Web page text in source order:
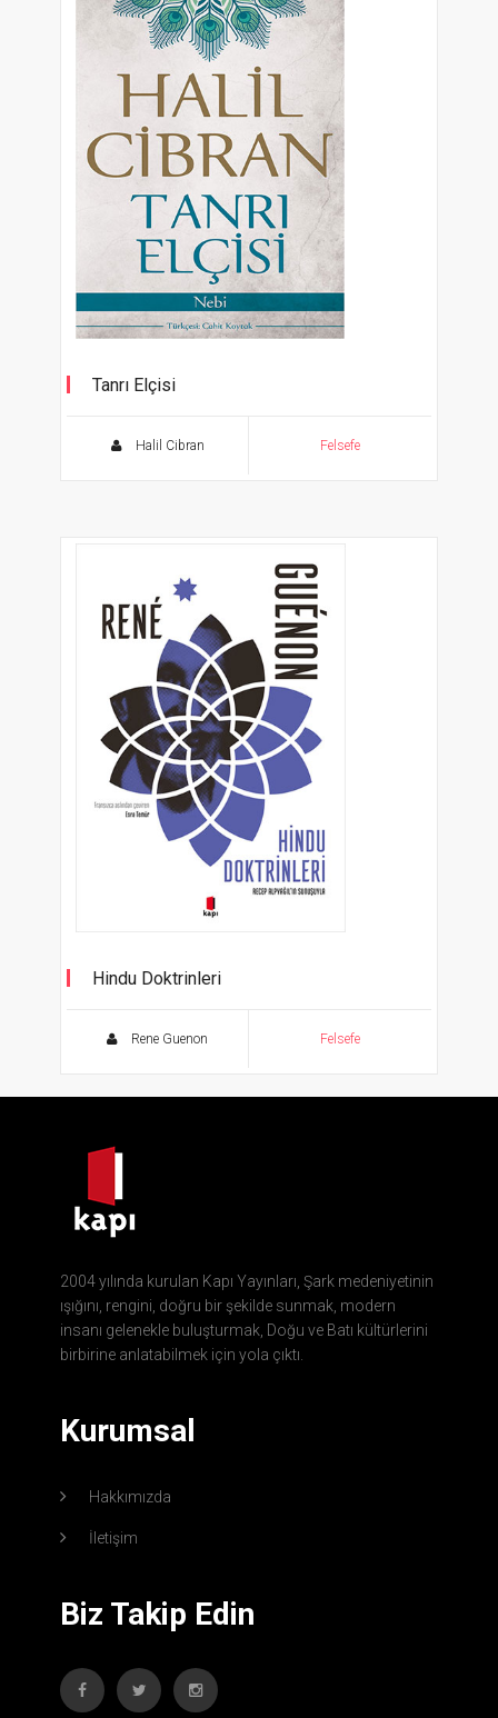
Tanrı Elçisi
Halil Cibran Felsefe
Hindu Doktrinleri
Rene Guenon Felsefe
2004 yılında kurulan Kapı Yayınları, Şark medeniyetinin
ışığını, rengini, doğru bir şekilde sunmak, modern
insanı gelenekle buluşturmak, Doğu ve Batı kültürlerini
birbirine anlatabilmek için yola çıktı.
Kurumsal
Hakkımızda
İletişim
Biz Takip Edin